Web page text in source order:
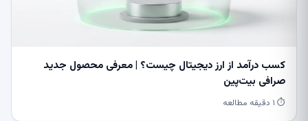
کسب درآمد از ارز دیجیتال چیست؟ | معرفی محصول جدید
صرافی بیت‌پین
⏱ ۱ دقیقه مطالعه